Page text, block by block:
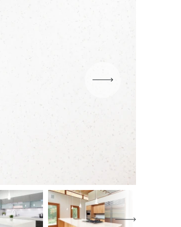
Подтвердите, что вы не робот
ОТПРАВИТЬ ПРОЕКТ
Подтвердите, что вы не робот
ОТПРАВИТЬ